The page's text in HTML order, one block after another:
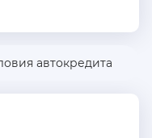
автокредита